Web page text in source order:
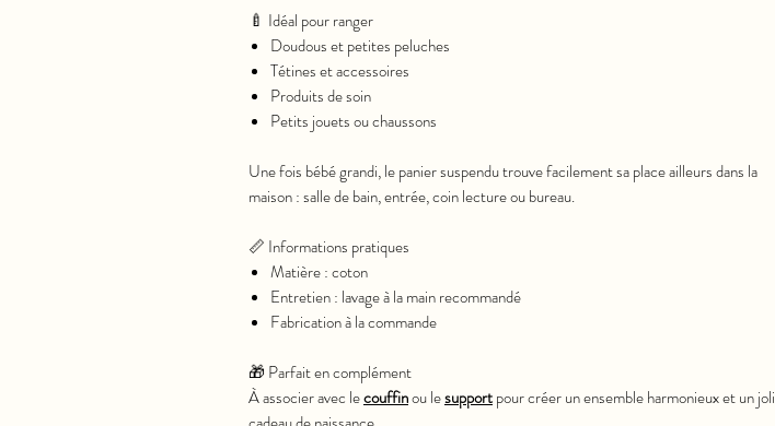
🍼 Idéal pour ranger
Doudous et petites peluches
Tétines et accessoires
Produits de soin
Petits jouets ou chaussons
Une fois bébé grandi, le panier suspendu trouve facilement sa place ailleurs dans la
maison : salle de bain, entrée, coin lecture ou bureau.
📏 Informations pratiques
Matière : coton
Entretien : lavage à la main recommandé
Fabrication à la commande
🎁 Parfait en complément
À associer avec lecouffinou lesupportpour créer un ensemble harmonieux et un joli